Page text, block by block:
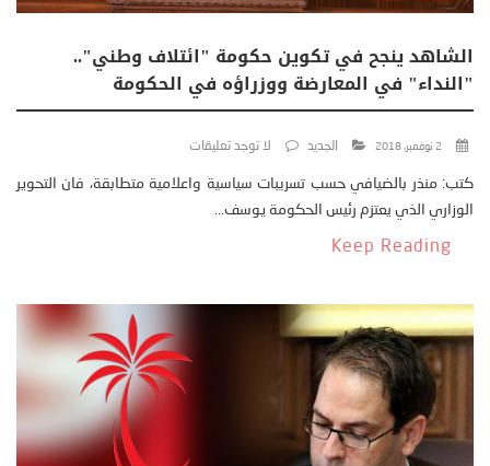
الشاهد ينجح في تكوين حكومة "ائتلاف وطني"..
"النداء" في المعارضة ووزراؤه في الحكومة
2 نوفمبر، 2018 الجديد لا توجد تعليقات
كتب: منذر بالضيافي حسب تسريبات سياسية واعلامية متطابقة، فان التحوير
الوزاري الذي يعتزم رئيس الحكومة يوسف...
Keep Reading